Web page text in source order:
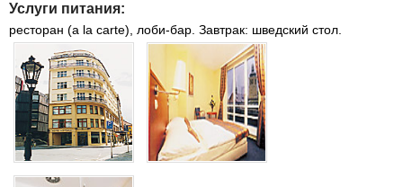
Услуги питания:
ресторан (a la carte), лоби-бар. Завтрак: шведский стол.